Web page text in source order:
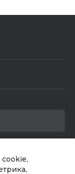
cookie,